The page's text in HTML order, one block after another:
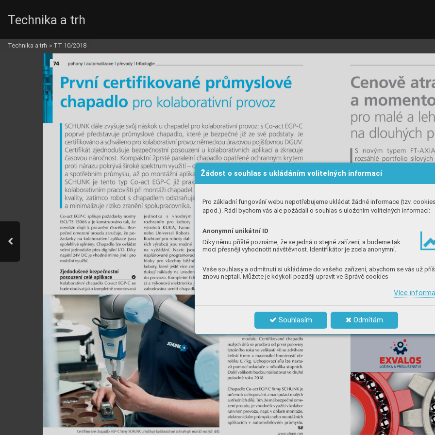
Žádost o souhlas s ukládáním volitelných informací
Pro základní fungování webu nepotřebujeme ukládat žádné informace (tzv.
apod.). Rádi bychom vás ale požádali o souhlas s uložením volitelných informací:
Anonymní unikátní ID
Díky němu příště poznáme, že se jedná o stejné zařízení, a budeme tak
moci přesněji vyhodnotit návštěvnost. Identifikátor je zcela anonymní.
Vaše souhlasy a odmítnutí si ukládáme do vašeho zařízení, abychom se vás už
znovu neptali. Můžete je kdykoli později upravit ve Správě cookies
Více
Souhlasím Odmítám
Technika a trh
Technika a trh » TT 10/2018